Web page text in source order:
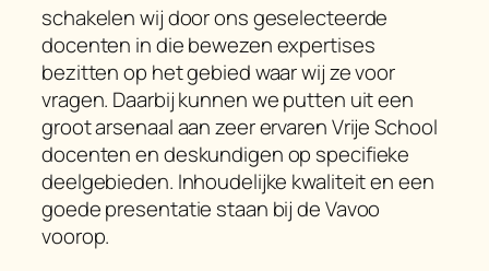
schakelen wij door ons geselecteerde
docenten in die bewezen expertises
bezitten op het gebied waar wij ze voor
vragen. Daarbij kunnen we putten uit een
groot arsenaal aan zeer ervaren Vrije School
docenten en deskundigen op specifieke
deelgebieden. Inhoudelijke kwaliteit en een
goede presentatie staan bij de Vavoo
voorop.